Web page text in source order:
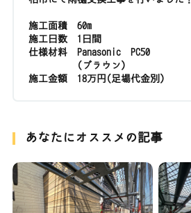
施工面積 60m
施工日数 1日間
仕様材料 Panasonic PC50
(ブラウン)
施工金額 18万円(足場代金別)
あなたにオススメの記事